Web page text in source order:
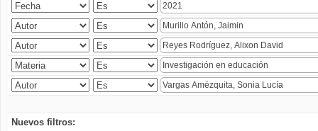
Nuevos filtros: